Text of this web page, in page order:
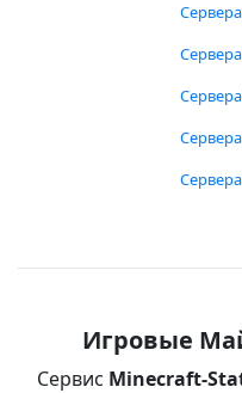
Игровые
Сервис Minecraft-